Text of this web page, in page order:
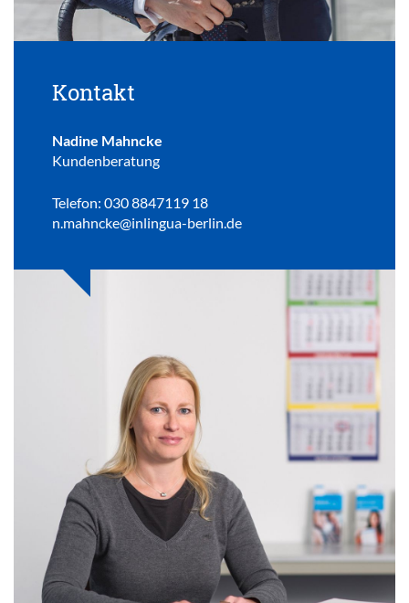
Kontakt
Nadine Mahncke
Kundenberatung
Telefon: 030 8847119 18
n.mahncke@inlingua-berlin.de